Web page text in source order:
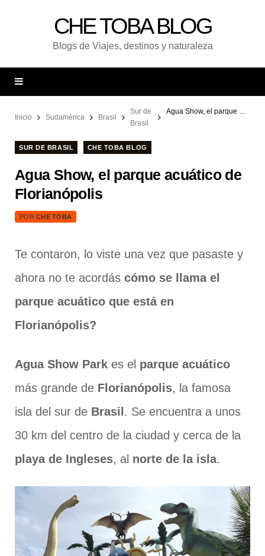
CHE TOBA BLOG
Blogs de Viajes, destinos y naturaleza
Inicio Sudamérica Brasil
Sur de
Brasil
Agua Show, el parque acuático de Florianópolis
SUR DE BRASIL CHE TOBA BLOG
Agua Show, el parque acuático de
Florianópolis
POR CHE TOBA
Te contaron, lo viste una vez que pasaste y
ahora no te acordás cómo se llama el
parque acuático que está en
Florianópolis?
Agua Show Park es el parque acuático
más grande de Florianópolis, la famosa
isla del sur de Brasil . Se encuentra a unos
30 km del centro de la ciudad y cerca de la
playa de Ingleses, al norte de la isla.